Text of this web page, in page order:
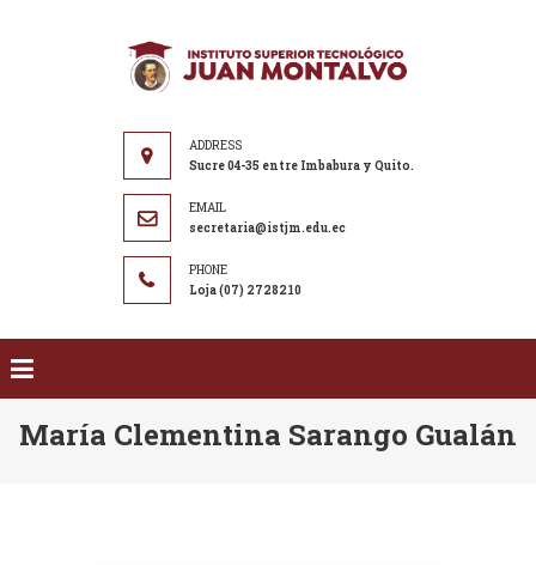
Sucre 04-35 entre Imbabura y Quito.
secretaria@istjm.edu.ec
Loja (07) 2728210
María Clementina Sarango Gualán